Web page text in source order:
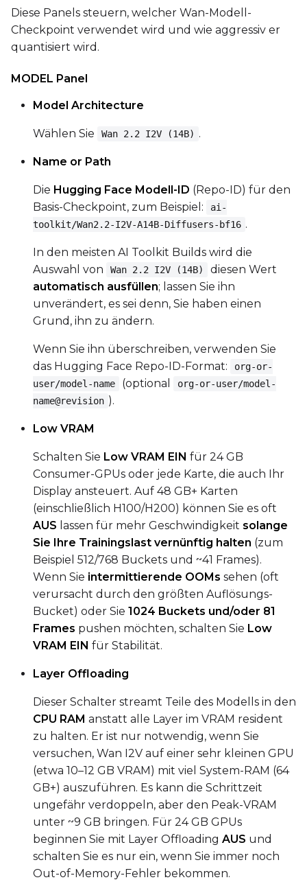
Diese Panels steuern, welcher Wan-Modell-
Checkpoint verwendet wird und wie aggressiv er
quantisiert wird.
MODEL Panel
Model Architecture
Wählen Sie Wan 2.2 I2V (14B) .
Name or Path
Die Hugging Face Modell-ID (Repo-ID) für den
Basis-Checkpoint, zum Beispiel:
ai-
toolkit/Wan2.2-I2V-A14B-Diffusers-bf16 .
In den meisten AI Toolkit Builds wird die
Auswahl von
Wan 2.2 I2V (14B)
diesen Wert
automatisch ausfüllen; lassen Sie ihn
unverändert, es sei denn, Sie haben einen
Grund, ihn zu ändern.
Wenn Sie ihn überschreiben, verwenden Sie
das Hugging Face Repo-ID-Format:
org-or-
user/model-name
(optional
org-or-user/model-
name@revision ).
Low VRAM
Schalten Sie Low VRAM EIN für 24 GB
Consumer-GPUs oder jede Karte, die auch Ihr
Display ansteuert. Auf 48 GB+ Karten
(einschließlich H100/H200) können Sie es oft
AUS lassen für mehr Geschwindigkeit solange
Sie Ihre Trainingslast vernünftig halten (zum
Beispiel 512/768 Buckets und ~41 Frames).
Wenn Sie intermittierende OOMs sehen (oft
verursacht durch den größten Auflösungs-
Bucket) oder Sie 1024 Buckets und/oder 81
Frames pushen möchten, schalten Sie Low
VRAM EIN für Stabilität.
Layer Offloading
Dieser Schalter streamt Teile des Modells in den
CPU RAM anstatt alle Layer im VRAM resident
zu halten. Er ist nur notwendig, wenn Sie
versuchen, Wan I2V auf einer sehr kleinen GPU
(etwa 10–12 GB VRAM) mit viel System-RAM (64
GB+) auszuführen. Es kann die Schrittzeit
ungefähr verdoppeln, aber den Peak-VRAM
unter ~9 GB bringen. Für 24 GB GPUs
beginnen Sie mit Layer Offloading AUS und
schalten Sie es nur ein, wenn Sie immer noch
Out-of-Memory-Fehler bekommen.